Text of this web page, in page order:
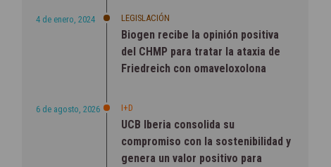
4 de enero, 2024 LEGISLACIÓN
Biogen recibe la opinión positiva
del CHMP para tratar la ataxia de
Friedreich con omaveloxolona
6 de agosto, 2026 I+D
UCB Iberia consolida su
compromiso con la sostenibilidad y
genera un valor positivo para